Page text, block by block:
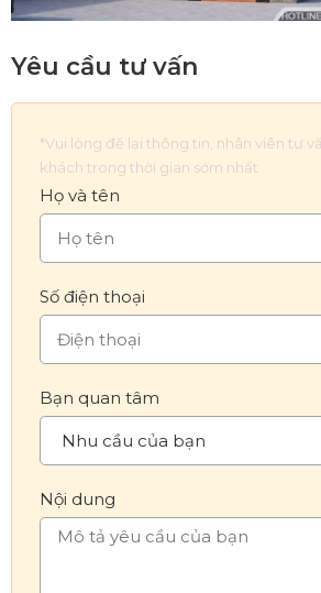
Yêu cầu tư vấn
*Vui lòng để lại thông tin, nhân viên tư
khách trong thời gian sớm nhất
Họ và tên
Số điện thoại
Bạn quan tâm
Nội dung